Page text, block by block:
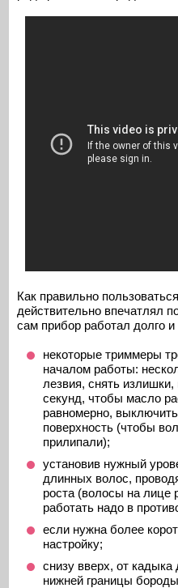
Как правильно
действительно впечатлял
сам прибор работал долго и
некоторые триммеры
началом работы:
лезвия, снять
секунд, чтобы масло
равномерно,
поверхность (чтобы
прилипали);
установив нужный
длинных волос,
роста (волосы на лице
работать надо в
если нужна более
настройку;
снизу вверх, от
нижней границы